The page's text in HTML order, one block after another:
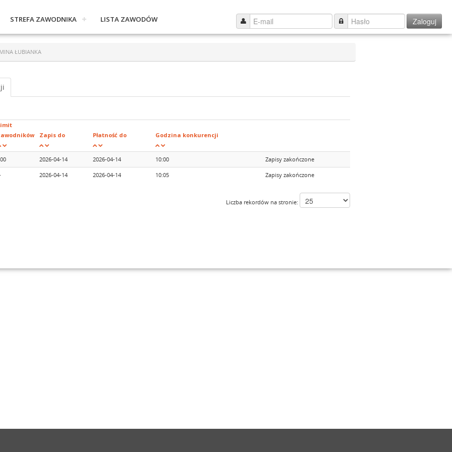
Zaloguj
STREFA ZAWODNIKA LISTA ZAWODÓW
ŁUBIANKA
Zapis do Płatność do Godzina konkurencji
2026-04-14 2026-04-14 10:00 Zapisy zakończone
2026-04-14 2026-04-14 10:05 Zapisy zakończone
Liczba rekordów na stronie: